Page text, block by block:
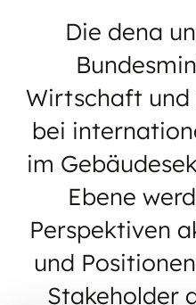
Die dena
Wirtschaft und
bei
im
Ebene
Perspektiven
und
Stakeholder